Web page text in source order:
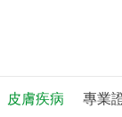
皮膚疾病 專業